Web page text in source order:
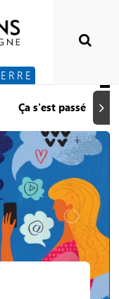
Ça s'est passé